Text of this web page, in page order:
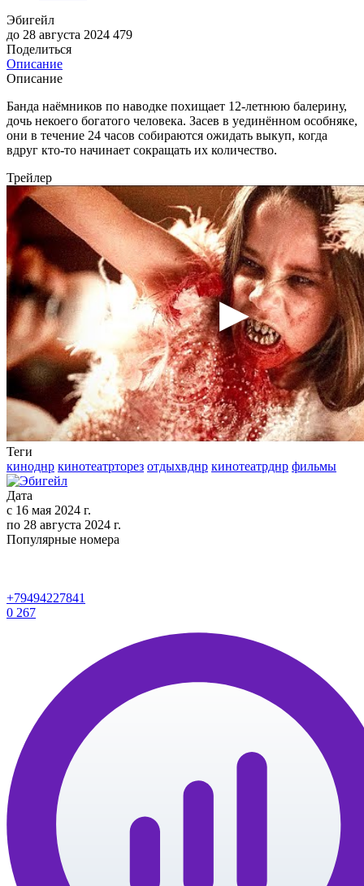
Эбигейл
до 28 августа 2024 479
Поделиться
Описание
Описание
Банда наёмников по наводке похищает 12-летнюю балерину,
дочь некоего богатого человека. Засев в уединённом особняке,
они в течение 24 часов собираются ожидать выкуп, когда
вдруг кто-то начинает сокращать их количество.
Трейлер
Теги
киноднр кинотеатрторез отдыхвднр кинотеатрднр фильмы
Дата
с 16 мая 2024 г.
по 28 августа 2024 г.
Популярные номера
+79494227841
0 267